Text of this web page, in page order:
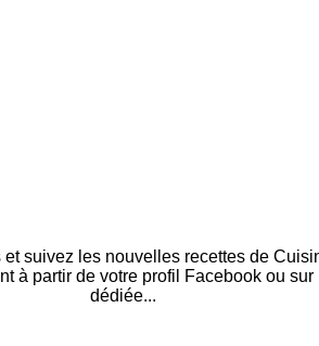
et suivez les nouvelles recettes de
à partir de votre profil Facebook ou sur
dédiée...